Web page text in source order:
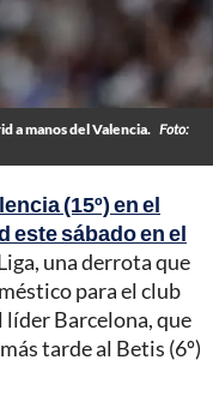
a manos del Valencia. Foto:
(15º) en el
este sábado en el
una derrota que
para el club
líder Barcelona, que
tarde al Betis (6º)